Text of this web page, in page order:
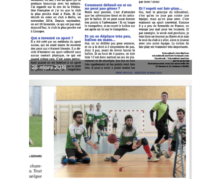
28 mars 2018